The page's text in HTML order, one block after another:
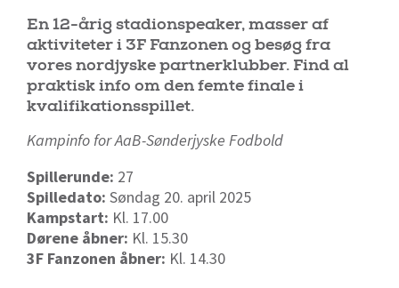
En 12-årig stadionspeaker, masser af
aktiviteter i 3F Fanzonen og besøg fra
vores nordjyske partnerklubber. Find al
praktisk info om den femte finale i
kvalifikationsspillet.
Kampinfo for AaB-Sønderjyske Fodbold
Spillerunde: 27
Spilledato: Søndag 20. april 2025
Kampstart: Kl. 17.00
Dørene åbner: Kl. 15.30
3F Fanzonen åbner: Kl. 14.30